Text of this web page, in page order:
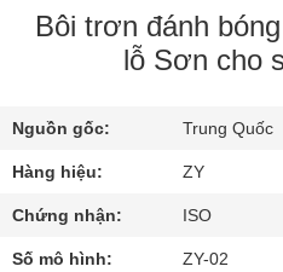
TÔI
QUAN
NHÀ
MÁY
Bôi trơn đánh
lỗ Sơn cho
Nguồn gốc: Trung Quốc
Hàng hiệu: ZY
Chứng nhận: ISO
Số mô hình: ZY-02